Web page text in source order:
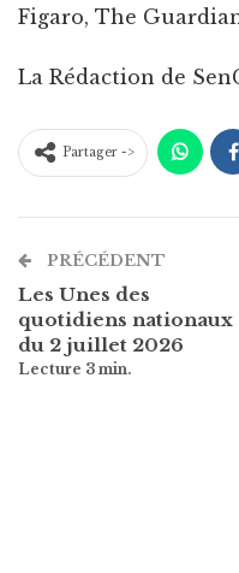
Figaro, The
La Rédaction de
Partager ->
PRÉCÉDENT
Les Unes des
quotidiens nationaux
du 2 juillet 2026